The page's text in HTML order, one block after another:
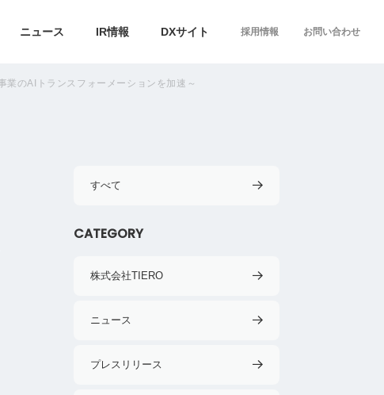
ニュース IR情報 DXサイト 採用情報 お問い合わせ
のAIトランスフォーメーションを加速～
すべて
CATEGORY
株式会社TIERO
ニュース
プレスリリース